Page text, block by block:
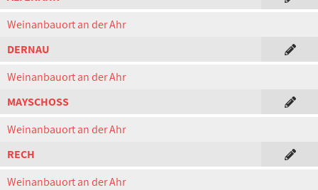
Weinanbauort an der Ahr
DERNAU
Weinanbauort an der Ahr
MAYSCHOSS
Weinanbauort an der Ahr
RECH
Weinanbauort an der Ahr